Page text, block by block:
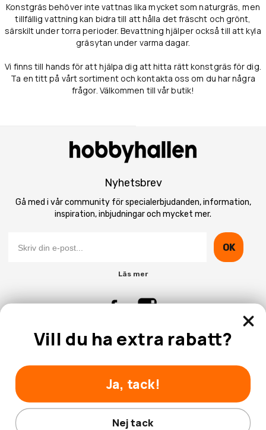
Konstgräs behöver inte vattnas lika mycket som naturgräs, men
tillfällig vattning kan bidra till att hålla det fräscht och grönt,
särskilt under torra perioder. Bevattning hjälper också till att kyla
gräsytan under varma dagar.
Vi finns till hands för att hjälpa dig att hitta rätt konstgräs för dig.
Ta en titt på vårt sortiment och kontakta oss om du har några
frågor. Välkommen till vår butik!
Nyhetsbrev
Gå med i vår community för specialerbjudanden, information,
inspiration, inbjudningar och mycket mer.
OK
Läs mer
Kundtjänst
Vill du ha extra rabatt?
Ja, tack!
Nej tack